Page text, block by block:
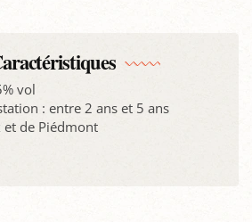
vol
: entre 2 ans et 5 ans
de Piédmont